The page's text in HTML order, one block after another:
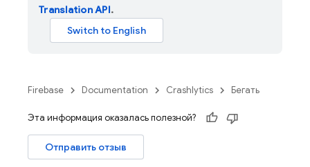
Translation API.
Firebase Documentation Crashlytics Бегать
Эта информация оказалась полезной?
Отправить отзыв